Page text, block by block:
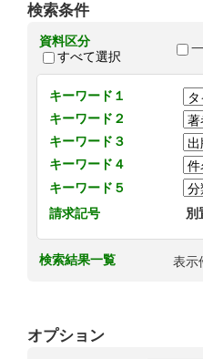
検索条件
資料区分
すべて選択
キーワード１
キーワード２
キーワード３
キーワード４
キーワード５
請求記号
別
検索結果一覧 表示
オプション